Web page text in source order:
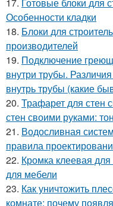
Особенности кладки
18. Блоки для
производителей
19. Подключение
внутри трубы.
внутрь трубы (какие
20. Трафарет для стен
стен своими руками:
21. Водосливная
правила
22. Кромка клеевая
для мебели
23. Как уничтожить
комнате: почему